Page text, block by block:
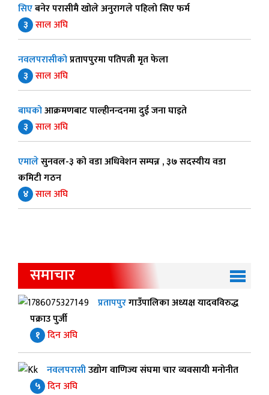
सिएबनेर परासीमै खोले अनुरागले पहिलो सिए फर्म
३ साल अघि
नवलपरासीकोप्रतापपुरमा पतिपत्नी मृत फेला
३ साल अघि
बाघकोआक्रमणबाट पाल्हीनन्दनमा दुई जना घाइते
३ साल अघि
एमालेसुनवल-३ को वडा अधिवेशन सम्पन्न , ३७ सदस्यीय वडा
कमिटी गठन
४ साल अघि
समाचार
प्रतापपुरगाउँपालिका अध्यक्ष यादवविरुद्ध
पक्राउ पुर्जी
१ दिन अघि
नवलपरासीउद्योग वाणिज्य संघमा चार व्यवसायी मनोनीत
५ दिन अघि